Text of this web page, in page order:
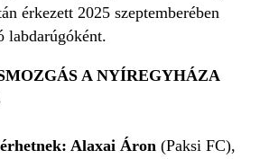
érkezett 2025 szeptemberében
labdarúgóként.
A NYÍREGYHÁZA
Alaxai Áron (Paksi FC),